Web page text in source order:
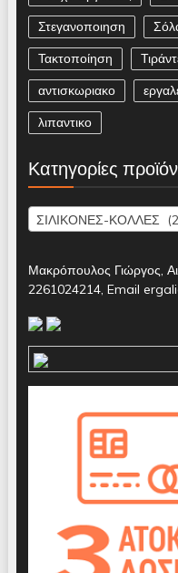
Στεγανοποιηση
Τακτοποίηση
αντισκωριακο
λιπαντικο
Κατηγορίες
ΣΙΛΙΚΟΝΕΣ-ΚΟΛΛΕΣ
Μακρόπουλος Γιώργος,
2261024214, Email